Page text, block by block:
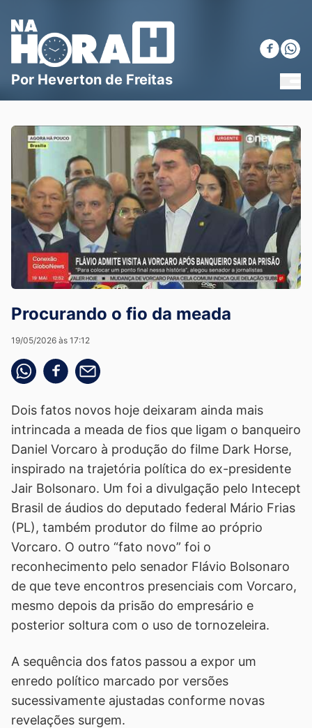
Blog Na Hora H
Por Heverton de Freitas
Procurando o fio da meada
19/05/2026 às 17:12
Compartilhe pelo whatsapp
Compartilhar no facebook
Compartilhe pelo email
Dois fatos novos hoje deixaram ainda mais
intrincada a meada de fios que ligam o banqueiro
Daniel Vorcaro à produção do filme Dark Horse,
inspirado na trajetória política do ex-presidente
Jair Bolsonaro. Um foi a divulgação pelo Intecept
Brasil de áudios do deputado federal Mário Frias
(PL), também produtor do filme ao próprio
Vorcaro. O outro “fato novo” foi o
reconhecimento pelo senador Flávio Bolsonaro
de que teve encontros presenciais com Vorcaro,
mesmo depois da prisão do empresário e
posterior soltura com o uso de tornozeleira.
A sequência dos fatos passou a expor um
enredo político marcado por versões
sucessivamente ajustadas conforme novas
revelações surgem.